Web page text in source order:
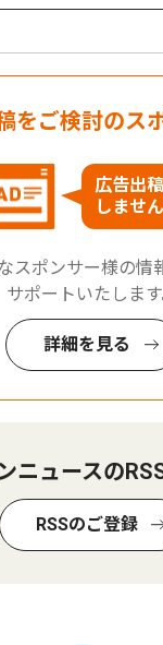
をご検討のス
広告出稿
しませ
スポンサー様の情
サポートいたします
詳細を見る
ニュースの
RSSのご登録